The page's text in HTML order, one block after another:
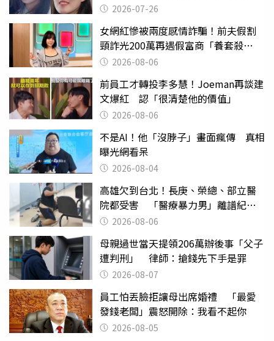
2026-07-26
女網紅慘被兩度感情詐騙！前夫假割
頸詐光200萬再遇假富商「養套殺
2000萬」
2026-08-06
前員工才轉投李多慧！Joeman再談建
文爆紅 認「很清楚他的價值」
2026-08-06
不是AI！他「沒脖子」畫面瘋傳 真相
曝光網看呆
2026-08-04
高雄欠到台北！長庚、榮總、部立醫
院都受害 「醫療暴力男」離譜紀錄
曝光2026-08-06
母親過世當天提領206萬辦後事「父子
遭判刑」 律師：搶錢先下手是罪
2026-08-07
員工怕丟臉拒讓母出席婚禮 「最愛
發錢老闆」震怒開除：我看不起你
2026-08-05